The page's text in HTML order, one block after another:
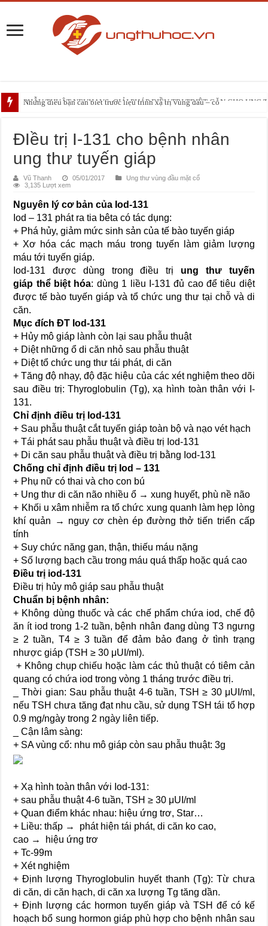
PHẪU THUẬT NEUHAUS: GIẢI PHÁP ĐIỀU TRỊ TRIỆT CĂN CHO UNG
Những điều bạn cần biết trước liệu trình xạ trị vùng đầu – cổ
ĐẠI CƯƠNG VỀ U HẮC TỐ HỆ TIÊU HÓA
ĐIều trị I-131 cho bệnh nhân
ung thư tuyến giáp
Vũ Thanh 05/01/2017
Ung thư vùng đầu mặt cổ
3,135 Lượt xem
Nguyên lý cơ bản của Iod-131
Iod – 131 phát ra tia bêta có tác dụng:
+ Phá hủy, giảm mức sinh sản của tế bào tuyến giáp
+ Xơ hóa các mạch máu trong tuyến làm giảm lượng
máu tới tuyến giáp.
Iod-131 được dùng trong điều trị ung thư tuyến
giáp thể biệt hóa: dùng 1 liều I-131 đủ cao để tiêu diệt
được tế bào tuyến giáp và tổ chức ung thư tại chỗ và di
căn.
Mục đích ĐT Iod-131
+ Hủy mô giáp lành còn lại sau phẫu thuật
+ Diệt những ổ di căn nhỏ sau phẫu thuật
+ Diệt tổ chức ung thư tái phát, di căn
+ Tăng độ nhạy, độ đặc hiệu của các xét nghiệm theo dõi
sau điều trị: Thyroglobulin (Tg), xạ hình toàn thân với I-
131.
Chỉ định điều trị Iod-131
+ Sau phẫu thuật cắt tuyến giáp toàn bộ và nạo vét hạch
+ Tái phát sau phẫu thuật và điều trị Iod-131
+ Di căn sau phẫu thuật và điều trị bằng Iod-131
Chống chỉ định điều trị Iod – 131
+ Phụ nữ có thai và cho con bú
+ Ung thư di căn não nhiều ổ → xung huyết, phù nề não
+ Khối u xâm nhiễm ra tổ chức xung quanh làm hẹp lòng
khí quản → nguy cơ chèn ép đường thở tiến triển cấp
tính
+ Suy chức năng gan, thận, thiếu máu nặng
+ Số lượng bạch cầu trong máu quá thấp hoặc quá cao
Điều trị iod-131
Điều trị hủy mô giáp sau phẫu thuật
Chuẩn bị bệnh nhân:
+ Không dùng thuốc và các chế phẩm chứa iod, chế độ
ăn ít iod trong 1-2 tuần, bệnh nhân đang dùng T3 ngưng
≥ 2 tuần, T4 ≥ 3 tuần để đảm bảo đang ở tình trạng
nhược giáp (TSH ≥ 30 μUI/ml).
 + Không chụp chiếu hoặc làm các thủ thuật có tiêm cản
quang có chứa iod trong vòng 1 tháng trước điều trị.
_ Thời gian: Sau phẫu thuật 4-6 tuần, TSH ≥ 30 μUI/ml,
nếu TSH chưa tăng đạt nhu cầu, sử dụng TSH tái tổ hợp
0.9 mg/ngày trong 2 ngày liên tiếp.
_ Cận lâm sàng:
+ SA vùng cổ: nhu mô giáp còn sau phẫu thuật: 3g
+ Xạ hình toàn thân với Iod-131:
+ sau phẫu thuật 4-6 tuần, TSH ≥ 30 μUI/ml
+ Quan điểm khác nhau: hiệu ứng trơ, Star…
+ Liều: thấp → phát hiện tái phát, di căn ko cao,
cao → hiệu ứng trơ
+ Tc-99m
+ Xét nghiệm
+ Định lượng Thyroglobulin huyết thanh (Tg): Từ chưa
di căn, di căn hạch, di căn xa lượng Tg tăng dần.
+ Định lượng các hormon tuyến giáp và TSH để có kế
hoạch bổ sung hormon giáp phù hợp cho bệnh nhân sau